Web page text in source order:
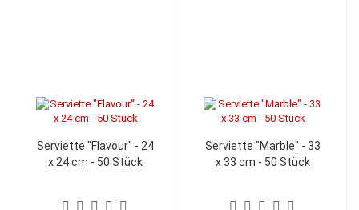
Serviette "Flavour" - 24
x 24 cm - 50 Stück
Serviette "Marble" - 33
x 33 cm - 50 Stück